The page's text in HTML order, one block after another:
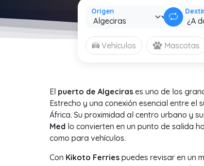
Origen
Vehículos Mascotas
El puerto de Algeciras es uno de los
Estrecho y una conexión esencial entre el
África. Su proximidad al centro urbano y
Med lo convierten en un punto de salida
como para vehículos.
Con Kikoto Ferries puedes revisar en un